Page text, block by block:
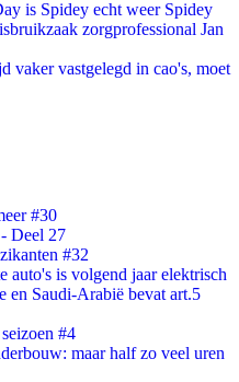
is Spidey echt weer Spidey
zorgprofessional Jan
vaker vastgelegd in cao's, moet
#30
Deel 27
#32
auto's is volgend jaar elektrisch
en Saudi-Arabië bevat art.5
#4
maar half zo veel uren